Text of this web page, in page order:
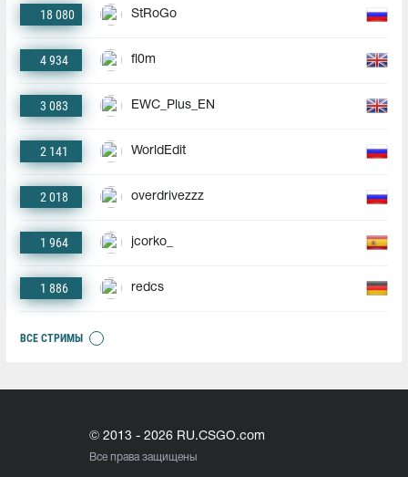
18 080 StRoGo
4 934 fl0m
3 083 EWC_Plus_EN
2 141 WorldEdit
2 018 overdrivezzz
1 964 jcorko_
1 886 redcs
ВСЕ СТРИМЫ
© 2013 - 2026 RU.CSGO.com
Все права защищены